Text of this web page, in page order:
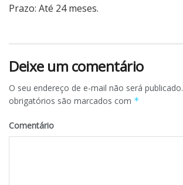
Prazo: Até 24 meses.
Deixe um comentário
O seu endereço de e-mail não será publicado.
obrigatórios são marcados com *
Comentário